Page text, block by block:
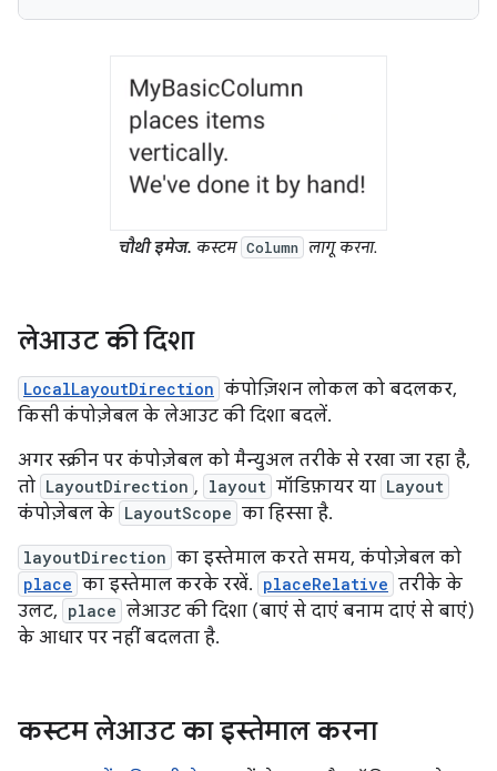
चौथी इमेज. कस्टम Column लागू करना.
लेआउट की दिशा
LocalLayoutDirection कंपोज़िशन लोकल को बदलकर,
किसी कंपोज़ेबल के लेआउट की दिशा बदलें.
अगर स्क्रीन पर कंपोज़ेबल को मैन्युअल तरीके से रखा जा रहा है,
तो LayoutDirection , layout मॉडिफ़ायर या Layout
कंपोज़ेबल के LayoutScope का हिस्सा है.
layoutDirection का इस्तेमाल करते समय, कंपोज़ेबल को
place का इस्तेमाल करके रखें. placeRelative तरीके के
उलट, place लेआउट की दिशा (बाएं से दाएं बनाम दाएं से बाएं)
के आधार पर नहीं बदलता है.
कस्टम लेआउट का इस्तेमाल करना